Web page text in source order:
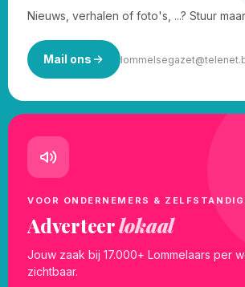
Nieuws, verhalen of foto's, ...? Stuur
Mail ons
VOOR ONDERNEMERS &
Adverteerlokaal
Jouw zaak bij 17.000+ Lommelaars per
zichtbaar.